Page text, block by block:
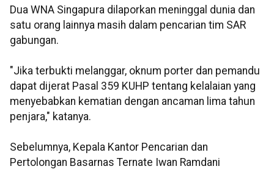
Dua WNA Singapura dilaporkan meninggal dunia dan
satu orang lainnya masih dalam pencarian tim SAR
gabungan.
"Jika terbukti melanggar, oknum porter dan pemandu
dapat dijerat Pasal 359 KUHP tentang kelalaian yang
menyebabkan kematian dengan ancaman lima tahun
penjara," katanya.
Sebelumnya, Kepala Kantor Pencarian dan
Pertolongan Basarnas Ternate Iwan Ramdani